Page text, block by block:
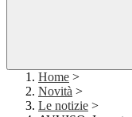
Home >
Novità >
Le notizie >